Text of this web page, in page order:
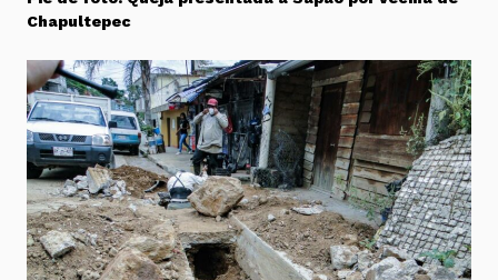
Chapultepec